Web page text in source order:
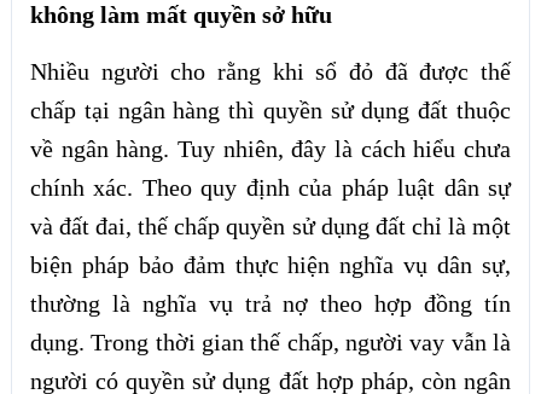
không làm mất quyền sở hữu
Nhiều người cho rằng khi sổ đỏ đã được thế
chấp tại ngân hàng thì quyền sử dụng đất thuộc
về ngân hàng. Tuy nhiên, đây là cách hiểu chưa
chính xác. Theo quy định của pháp luật dân sự
và đất đai, thế chấp quyền sử dụng đất chỉ là một
biện pháp bảo đảm thực hiện nghĩa vụ dân sự,
thường là nghĩa vụ trả nợ theo hợp đồng tín
dụng. Trong thời gian thế chấp, người vay vẫn là
người có quyền sử dụng đất hợp pháp, còn ngân